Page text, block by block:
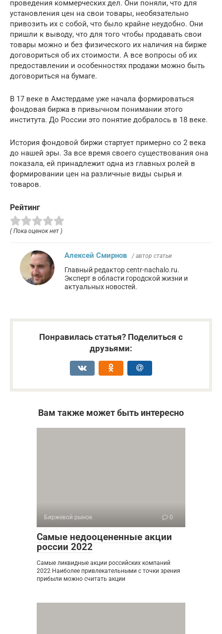
проведения коммерческих дел. Они поняли, что для
установления цен на свои товары, необязательно
привозить их с собой, что было крайне неудобно. Они
пришли к выводу, что для того чтобы продавать свои
товары можно и без физического их наличия на бирже
договориться об их стоимости. А все вопросы об их
предоставлении и особенностях продажи можно быть
договориться на бумаге.
В 17 веке в Амстердаме уже начала формироваться
фондовая биржа в привычном понимании этого
института. До России это понятие добралось в 18 веке.
История фондовой биржи стартует примерно со 2 века
до нашей эры. За все время своего существования она
показала, ей принадлежит одна из главных ролей в
формировании цен на различные виды сырья и
товаров.
Рейтинг
( Пока оценок нет )
Алексей Смирнов / автор статьи
Главный редактор centr-nachalo.ru.
Эксперт в области городской жизни и
актуальных новостей.
Понравилась статья? Поделиться с
друзьями:
Вам также может быть интересно
Биржевой рынок 0
Самые недооцененные акции
россии 2022
Самые ликвидные акции российских компаний
2022 Наиболее привлекательными с точки зрения
прибыли можно считать акции